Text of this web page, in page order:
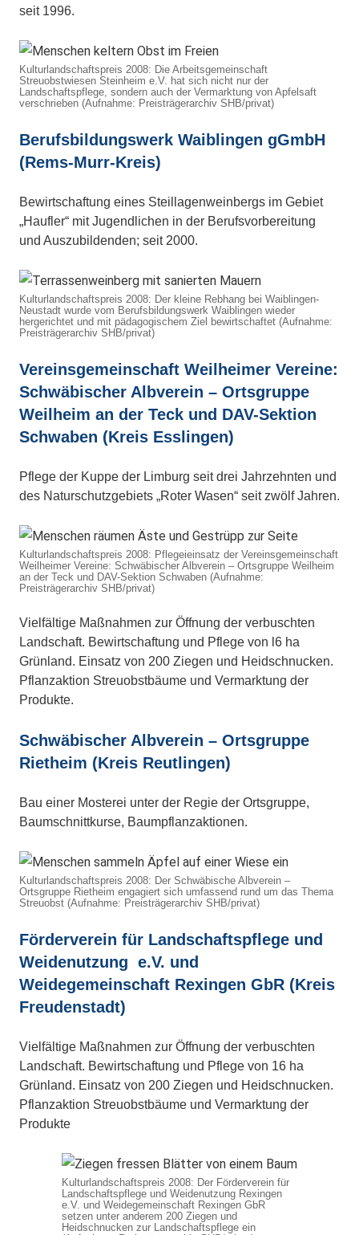
seit 1996.
Kulturlandschaftspreis 2008: Die Arbeitsgemeinschaft
Streuobstwiesen Steinheim e.V. hat sich nicht nur der
Landschaftspflege, sondern auch der Vermarktung von Apfelsaft
verschrieben (Aufnahme: Preisträgerarchiv SHB/privat)
Berufsbildungswerk Waiblingen gGmbH
(Rems-Murr-Kreis)
Bewirtschaftung eines Steillagenweinbergs im Gebiet
„Haufler“ mit Jugendlichen in der Berufsvorbereitung
und Auszubildenden; seit 2000.
Kulturlandschaftspreis 2008: Der kleine Rebhang bei Waiblingen-
Neustadt wurde vom Berufsbildungswerk Waiblingen wieder
hergerichtet und mit pädagogischem Ziel bewirtschaftet (Aufnahme:
Preisträgerarchiv SHB/privat)
Vereinsgemeinschaft Weilheimer Vereine:
Schwäbischer Albverein – Ortsgruppe
Weilheim an der Teck und DAV-Sektion
Schwaben (Kreis Esslingen)
Pflege der Kuppe der Limburg seit drei Jahrzehnten und
des Naturschutzgebiets „Roter Wasen“ seit zwölf Jahren.
Kulturlandschaftspreis 2008: Pflegeieinsatz der Vereinsgemeinschaft
Weilheimer Vereine: Schwäbischer Albverein – Ortsgruppe Weilheim
an der Teck und DAV-Sektion Schwaben (Aufnahme:
Preisträgerarchiv SHB/privat)
Vielfältige Maßnahmen zur Öffnung der verbuschten
Landschaft. Bewirtschaftung und Pflege von l6 ha
Grünland. Einsatz von 200 Ziegen und Heidschnucken.
Pflanzaktion Streuobstbäume und Vermarktung der
Produkte.
Schwäbischer Albverein – Ortsgruppe
Rietheim (Kreis Reutlingen)
Bau einer Mosterei unter der Regie der Ortsgruppe,
Baumschnittkurse, Baumpflanzaktionen.
Kulturlandschaftspreis 2008: Der Schwäbische Albverein –
Ortsgruppe Rietheim engagiert sich umfassend rund um das Thema
Streuobst (Aufnahme: Preisträgerarchiv SHB/privat)
Förderverein für Landschaftspflege und
Weidenutzung e.V. und
Weidegemeinschaft Rexingen GbR (Kreis
Freudenstadt)
Vielfältige Maßnahmen zur Öffnung der verbuschten
Landschaft. Bewirtschaftung und Pflege von 16 ha
Grünland. Einsatz von 200 Ziegen und Heidschnucken.
Pflanzaktion Streuobstbäume und Vermarktung der
Produkte
Kulturlandschaftspreis 2008: Der Förderverein für
Landschaftspflege und Weidenutzung Rexingen
e.V. und Weidegemeinschaft Rexingen GbR
setzen unter anderem 200 Ziegen und
Heidschnucken zur Landschaftspflege ein